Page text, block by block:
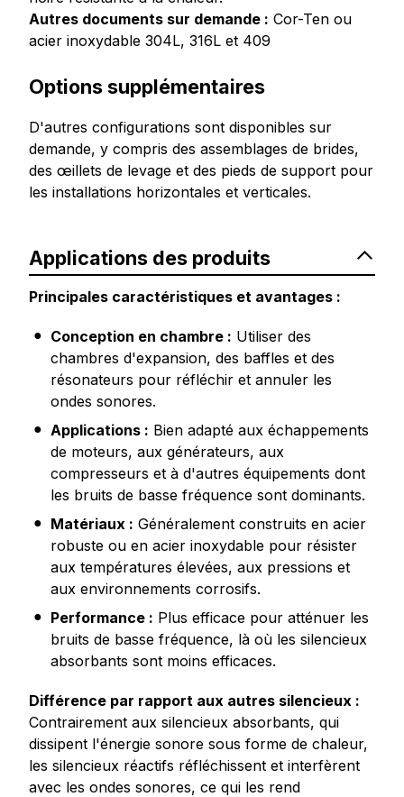
Autres documents sur demande : Cor-Ten ou
acier inoxydable 304L, 316L et 409
Options supplémentaires
D'autres configurations sont disponibles sur
demande, y compris des assemblages de brides,
des œillets de levage et des pieds de support pour
les installations horizontales et verticales.
Applications des produits
Principales caractéristiques et avantages :
Conception en chambre : Utiliser des
chambres d'expansion, des baffles et des
résonateurs pour réfléchir et annuler les
ondes sonores.
Applications : Bien adapté aux échappements
de moteurs, aux générateurs, aux
compresseurs et à d'autres équipements dont
les bruits de basse fréquence sont dominants.
Matériaux : Généralement construits en acier
robuste ou en acier inoxydable pour résister
aux températures élevées, aux pressions et
aux environnements corrosifs.
Performance : Plus efficace pour atténuer les
bruits de basse fréquence, là où les silencieux
absorbants sont moins efficaces.
Différence par rapport aux autres silencieux :
Contrairement aux silencieux absorbants, qui
dissipent l'énergie sonore sous forme de chaleur,
les silencieux réactifs réfléchissent et interfèrent
avec les ondes sonores, ce qui les rend